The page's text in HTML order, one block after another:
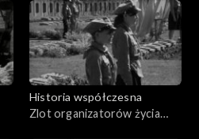
żyjącym oficerze obrony
Westerplatte
Historia współczesna
Zlot organizatorów życia